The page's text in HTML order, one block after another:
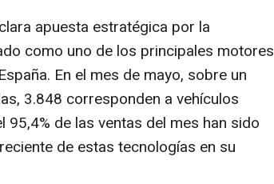
apuesta estratégica por la
como uno de los principales motores
En el mes de mayo, sobre un
3.848 corresponden a vehículos
de las ventas del mes han sido
de estas tecnologías en su